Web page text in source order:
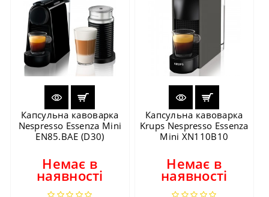
Капсульна кавоварка
Nespresso Essenza Mini
EN85.BAE (D30)
Немає в
наявності
Капсульна кавоварка
Krups Nespresso Essenza
Mini XN110B10
Немає в
наявності